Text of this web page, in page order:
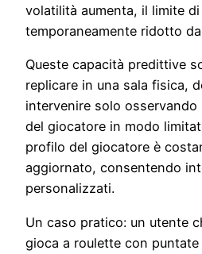
volatilità aumenta, il limite
temporaneamente ridotto
Queste capacità predittive
replicare in una sala fisica,
intervenire solo
del giocatore in modo
profilo del giocatore è
aggiornato, consentendo
personalizzati.
Un caso pratico: un utente
gioca a roulette con